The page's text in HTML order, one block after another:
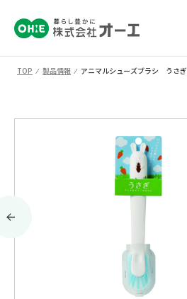
TOP ⁄ 製品情報 ⁄ アニマルシューズブラシ うさぎ